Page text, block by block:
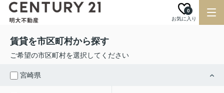
お気に入り
0
賃貸を市区町村から探す
ご希望の市区町村を選択してください
宮崎県